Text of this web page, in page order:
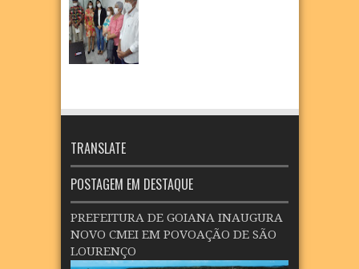
TRANSLATE
POSTAGEM EM DESTAQUE
PREFEITURA DE GOIANA INAUGURA
NOVO CMEI EM POVOAÇÃO DE SÃO
LOURENÇO